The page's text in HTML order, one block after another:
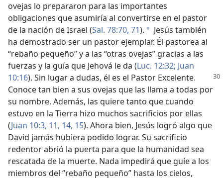
ovejas lo prepararon para las importantes
obligaciones que asumiría al convertirse en el pastor
de la nación de Israel (Sal. 78:70, 71). * Jesús también
ha demostrado ser un pastor ejemplar. Él pastorea al
“rebaño pequeño” y a las “otras ovejas” gracias a las
fuerzas y la guía que Jehová le da (Luc. 12:32; Juan
10:16). Sin lugar a dudas, él es el Pastor Excelente.
Conoce tan bien a sus ovejas que las llama a todas por
su nombre. Además, las quiere tanto que cuando
estuvo en la Tierra hizo muchos sacrificios por ellas
(Juan 10:3, 11, 14, 15). Ahora bien, Jesús logró algo que
David jamás hubiera podido lograr. Su sacrificio
redentor abrió la puerta para que la humanidad sea
rescatada de la muerte. Nada impedirá que guíe a los
miembros del “rebaño pequeño” hasta los cielos,